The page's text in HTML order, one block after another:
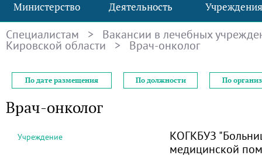
Министерство Деятельность Учреждения
Специалистам > Вакансии в лечебных
Кировской области > Врач-онколог
По дате размещения По должности По
Врач-онколог
Учреждение
КОГКБУЗ
медицинской